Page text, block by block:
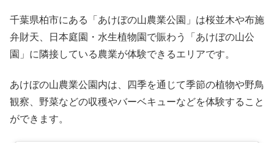
千葉県柏市にある「あけぼの山農業公園」は桜並木や布施
弁財天、日本庭園・水生植物園で賑わう「あけぼの山公
園」に隣接している農業が体験できるエリアです。
あけぼの山農業公園内は、四季を通じて季節の植物や野鳥
観察、野菜などの収穫やバーベキューなどを体験すること
ができます。